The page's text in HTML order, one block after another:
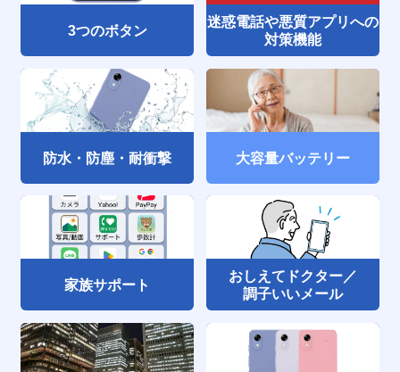
3つのボタン
迷惑電話や悪質アプリへの
対策機能
防水・防塵・耐衝撃 大容量バッテリー
家族サポート
おしえてドクター／
調子いいメール